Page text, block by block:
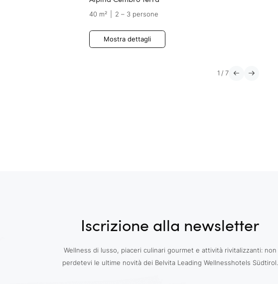
40 m² 2 – 3 persone
Mostra dettagli
1 /7
Iscrizione alla newsletter
Wellness di lusso, piaceri culinari gourmet e attività rivitalizzanti: non
perdetevi le ultime novità dei Belvita Leading Wellnesshotels Südtirol.